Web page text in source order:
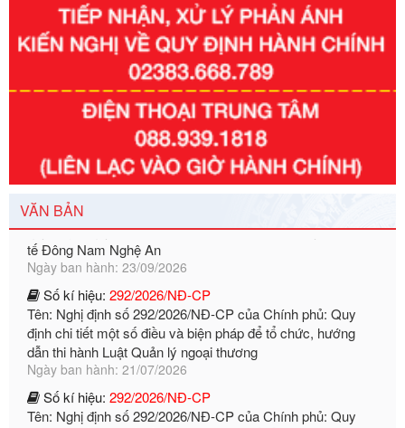
VĂN BẢN
Số kí hiệu:351/2025/NĐ-CP
Tên: Nghị định số 351/2025/NĐ-CP của Chính phủ: Quy
định chuẩn nghèo đa chiều quốc gia giai đoạn 2026 - 2030
Ngày ban hành: 29/12/2026
Số kí hiệu:3014/QĐ-UBND
Tên: Quyết định về việc công bố danh mục thủ tục hành
chính ban hành mới, sửa đổi bổ sung trong lĩnh vực hỗ trợ
đầu tư, lĩnh vực đấu thầu lựa chọn nhà thầu thuộc thẩm
quyền giải quyết của Sở Tài chính và Ban Quản lý Khu kinh
tế Đông Nam Nghệ An
Ngày ban hành: 23/09/2026
Số kí hiệu:292/2026/NĐ-CP
Tên: Nghị định số 292/2026/NĐ-CP của Chính phủ: Quy
định chi tiết một số điều và biện pháp để tổ chức, hướng
dẫn thi hành Luật Quản lý ngoại thương
Ngày ban hành: 21/07/2026
Số kí hiệu:292/2026/NĐ-CP
Tên: Nghị định số 292/2026/NĐ-CP của Chính phủ: Quy
định chi tiết một số điều và biện pháp để tổ chức, hướng
dẫn thi hành Luật Quản lý ngoại thương
Ngày ban hành: 21/07/2026